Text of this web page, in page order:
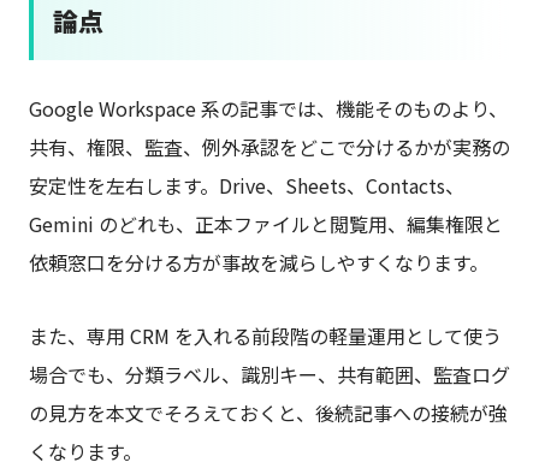
論点
Google Workspace 系の記事では、機能そのものより、
共有、権限、監査、例外承認をどこで分けるかが実務の
安定性を左右します。Drive、Sheets、Contacts、
Gemini のどれも、正本ファイルと閲覧用、編集権限と
依頼窓口を分ける方が事故を減らしやすくなります。
また、専用 CRM を入れる前段階の軽量運用として使う
場合でも、分類ラベル、識別キー、共有範囲、監査ログ
の見方を本文でそろえておくと、後続記事への接続が強
くなります。